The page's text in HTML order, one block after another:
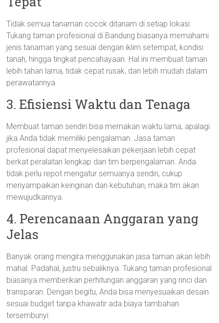
Tidak semua tanaman cocok ditanam di setiap lokasi.
Tukang taman profesional di Bandung biasanya memahami
jenis tanaman yang sesuai dengan iklim setempat, kondisi
tanah, hingga tingkat pencahayaan. Hal ini membuat taman
lebih tahan lama, tidak cepat rusak, dan lebih mudah dalam
perawatannya.
3. Efisiensi Waktu dan Tenaga
Membuat taman sendiri bisa memakan waktu lama, apalagi
jika Anda tidak memiliki pengalaman. Jasa taman
profesional dapat menyelesaikan pekerjaan lebih cepat
berkat peralatan lengkap dan tim berpengalaman. Anda
tidak perlu repot mengatur semuanya sendiri, cukup
menyampaikan keinginan dan kebutuhan, maka tim akan
mewujudkannya.
4. Perencanaan Anggaran yang
Jelas
Banyak orang mengira menggunakan jasa taman akan lebih
mahal. Padahal, justru sebaliknya. Tukang taman profesional
biasanya memberikan perhitungan anggaran yang rinci dan
transparan. Dengan begitu, Anda bisa menyesuaikan desain
sesuai budget tanpa khawatir ada biaya tambahan
tersembunyi.